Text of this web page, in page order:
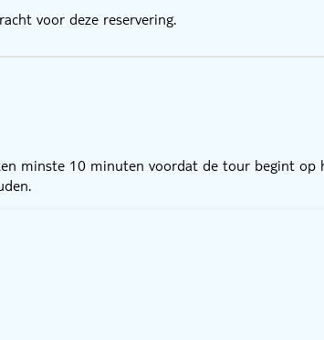
voor deze reservering.
minste 10 minuten voordat de tour begint op